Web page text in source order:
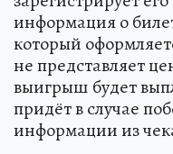
информация о
который
не представляет
выигрыш будет
придёт в случае
информации из